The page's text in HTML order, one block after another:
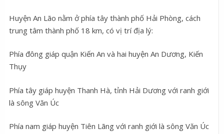
Huyện An Lão nằm ở phía tây thành phố Hải Phòng, cách
trung tâm thành phố 18 km, có vị trí địa lý:
Phía đông giáp quận Kiến An và hai huyện An Dương, Kiến
Thụy
Phía tây giáp huyện Thanh Hà, tỉnh Hải Dương với ranh giới
là sông Văn Úc
Phía nam giáp huyện Tiên Lãng với ranh giới là sông Văn Úc